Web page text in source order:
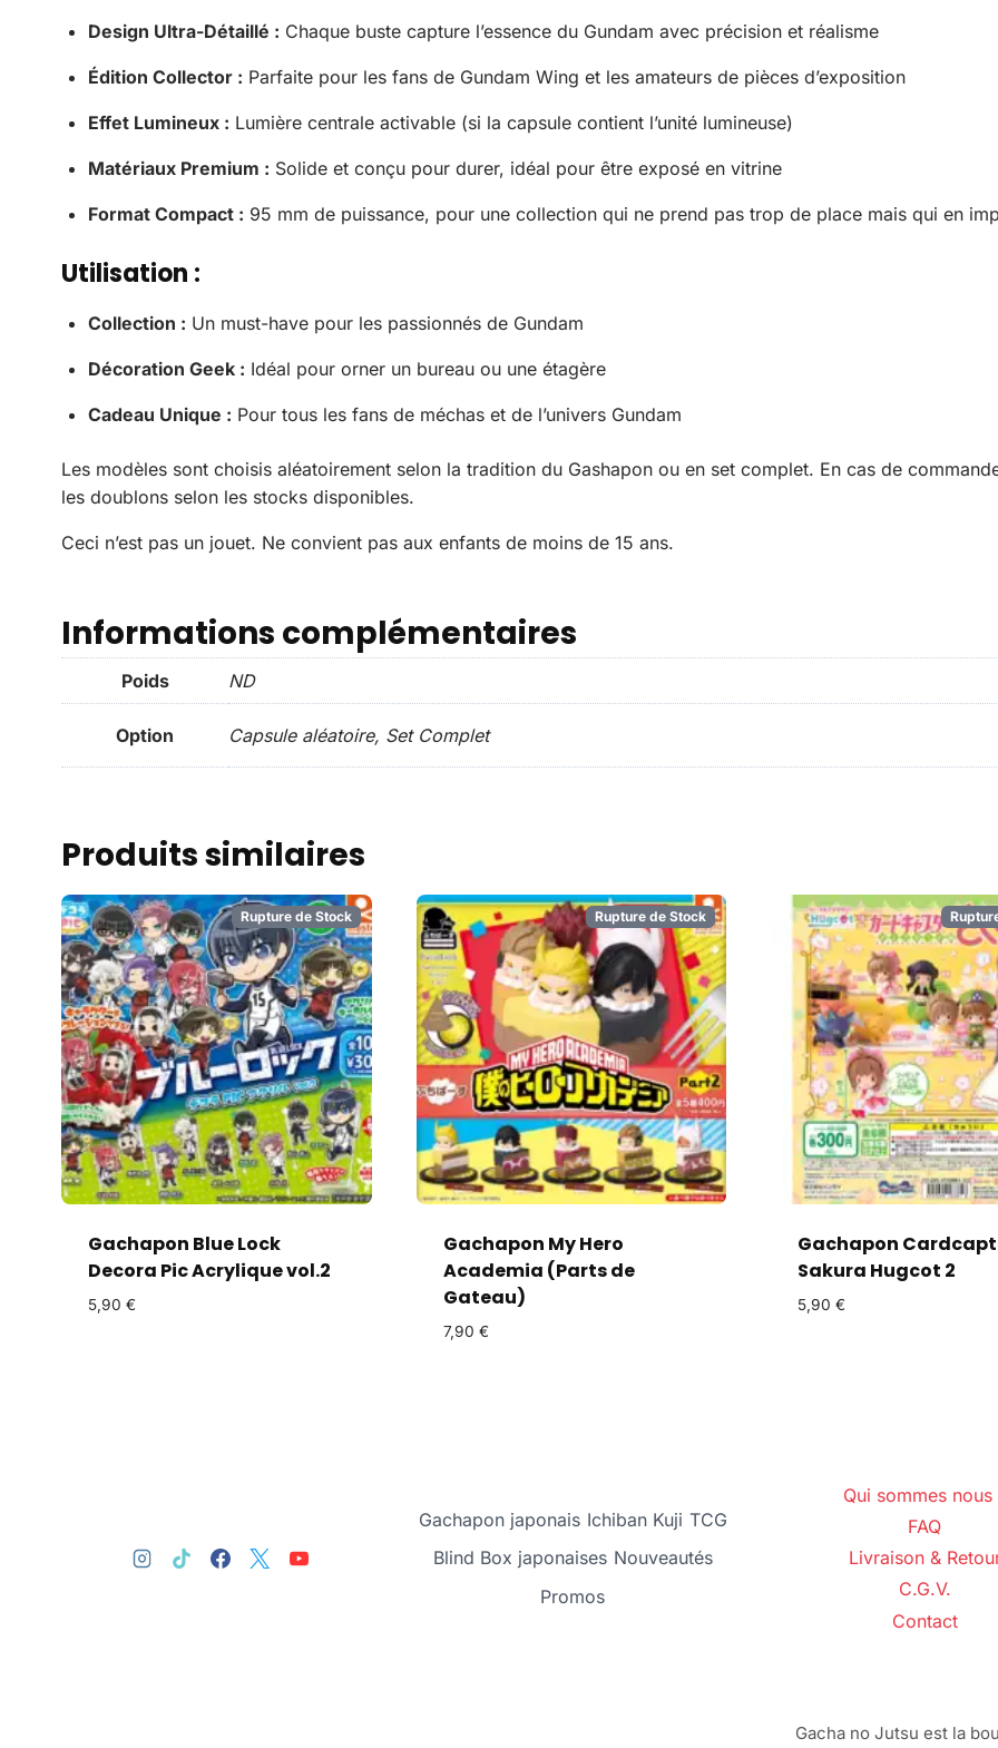
Design Ultra-Détaillé : Chaque buste capture l’essence du Gundam avec précision et réalisme
Édition Collector : Parfaite pour les fans de Gundam Wing et les amateurs de pièces d’exposition
Effet Lumineux : Lumière centrale activable (si la capsule contient l’unité lumineuse)
Matériaux Premium : Solide et conçu pour durer, idéal pour être exposé en vitrine
Format Compact : 95 mm de puissance, pour une collection qui ne prend pas trop de place mais qui en
Utilisation :
Collection : Un must-have pour les passionnés de Gundam
Décoration Geek : Idéal pour orner un bureau ou une étagère
Cadeau Unique : Pour tous les fans de méchas et de l’univers Gundam
Les modèles sont choisis aléatoirement selon la tradition du Gashapon ou en set complet. En cas de
les doublons selon les stocks disponibles.
Ceci n’est pas un jouet. Ne convient pas aux enfants de moins de 15 ans.
Informations complémentaires
Poids ND
Option Capsule aléatoire, Set Complet
Produits similaires
Rupture de Stock
Gachapon Blue Lock
Decora Pic Acrylique vol.2
5,90 €
Rupture de Stock
Gachapon My Hero
Academia (Parts de
Gateau)
7,90 €
Gachapon
Sakura Hugcot 2
5,90 €
Gachapon japonais Ichiban Kuji TCG
Blind Box japonaises Nouveautés
Promos
Qui sommes nous
FAQ
Livraison &
C.G.V.
Contact
Gacha no Jutsu est la